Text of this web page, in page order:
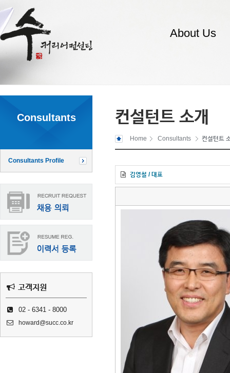
About Us
Consultants
Consultants Profile
고객지원
02 - 6341 - 8000
howard@succ.co.kr
컨설턴트 소개
Home Consultants 컨설턴트
김영철 / 대표